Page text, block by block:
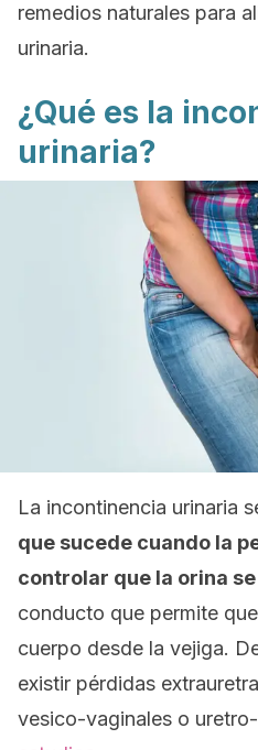
remedios naturales para
urinaria.
¿Qué es la
urinaria?
La incontinencia urinaria
que sucede cuando la
controlar que la orina
conducto que permite
cuerpo desde la vejiga.
existir pérdidas
vesico-vaginales o